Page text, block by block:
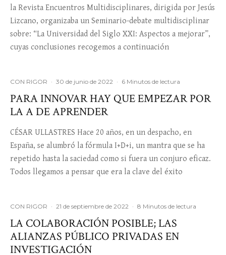
la Revista Encuentros Multidisciplinares, dirigida por Jesús
Lizcano, organizaba un Seminario-debate multidisciplinar
sobre: “La Universidad del Siglo XXI: Aspectos a mejorar”,
cuyas conclusiones recogemos a continuación
CON RIGOR · 30 de junio de 2022 · 6 Minutos de lectura
PARA INNOVAR HAY QUE EMPEZAR POR
LA A DE APRENDER
CÉSAR ULLASTRES Hace 20 años, en un despacho, en
España, se alumbró la fórmula I+D+i, un mantra que se ha
repetido hasta la saciedad como si fuera un conjuro eficaz.
Todos llegamos a pensar que era la clave del éxito
CON RIGOR · 21 de septiembre de 2022 · 8 Minutos de lectura
LA COLABORACIÓN POSIBLE; LAS
ALIANZAS PÚBLICO PRIVADAS EN
INVESTIGACIÓN